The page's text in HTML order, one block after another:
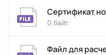
Сертификат
0 байт
Файл для